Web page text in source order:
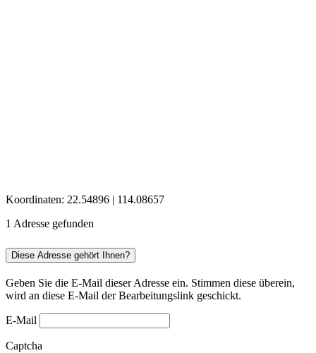
Koordinaten: 22.54896 | 114.08657
1 Adresse gefunden
Diese Adresse gehört Ihnen?
Geben Sie die E-Mail dieser Adresse ein. Stimmen diese überein,
wird an diese E-Mail der Bearbeitungslink geschickt.
E-Mail
Captcha